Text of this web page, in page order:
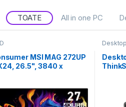
TOATE All in one PC
MSI MAG 272UP
26.5", 3840 x